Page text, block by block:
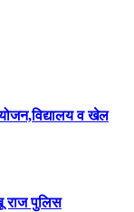
व खेल
राज पुलिस